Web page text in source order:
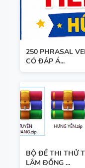
250 PHRASAL
CÓ ĐÁP Á...
BỘ ĐỀ THI THỬ
LÂM ĐỒNG ...